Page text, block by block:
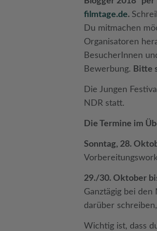
filmtage.de.
Du mitmachen
Organisatoren
BesucherInnen
Bewerbung. Bitte
Die Jungen
NDR statt.
Die Termine im
Sonntag, 28.
29./30. Oktober
Ganztägig bei
darüber
Wichtig ist, dass